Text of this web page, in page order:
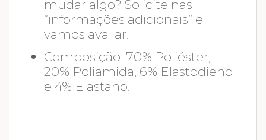
mudar algo? Solicite nas
“informações adicionais” e
vamos avaliar.
Composição: 70% Poliéster,
20% Poliamida, 6% Elastodieno
e 4% Elastano.